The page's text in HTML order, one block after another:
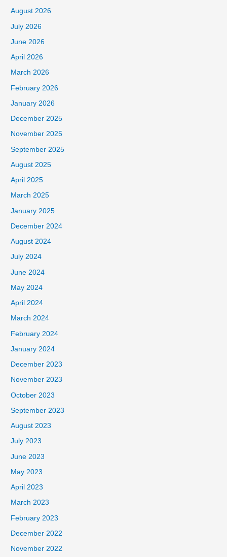
August 2026
July 2026
June 2026
April 2026
March 2026
February 2026
January 2026
December 2025
November 2025
September 2025
August 2025
April 2025
March 2025
January 2025
December 2024
August 2024
July 2024
June 2024
May 2024
April 2024
March 2024
February 2024
January 2024
December 2023
November 2023
October 2023
September 2023
August 2023
July 2023
June 2023
May 2023
April 2023
March 2023
February 2023
December 2022
November 2022